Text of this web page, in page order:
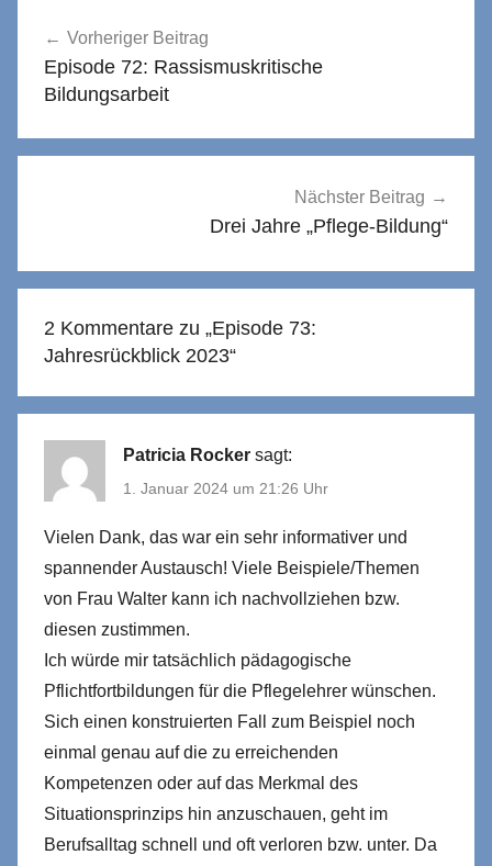
Vorheriger Beitrag
Episode 72: Rassismuskritische
Bildungsarbeit
Nächster Beitrag
Drei Jahre „Pflege-Bildung“
2 Kommentare zu „Episode 73:
Jahresrückblick 2023“
Patricia Rocker sagt:
1. Januar 2024 um 21:26 Uhr
Vielen Dank, das war ein sehr informativer und
spannender Austausch! Viele Beispiele/Themen
von Frau Walter kann ich nachvollziehen bzw.
diesen zustimmen.
Ich würde mir tatsächlich pädagogische
Pflichtfortbildungen für die Pflegelehrer wünschen.
Sich einen konstruierten Fall zum Beispiel noch
einmal genau auf die zu erreichenden
Kompetenzen oder auf das Merkmal des
Situationsprinzips hin anzuschauen, geht im
Berufsalltag schnell und oft verloren bzw. unter. Da